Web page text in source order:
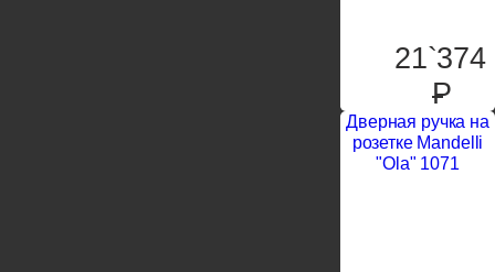
21`374
P
Дверная ручка на
розетке Mandelli
"Ola" 1071